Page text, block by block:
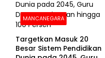
MANCANEGARA
Targetkan Masuk 20
Besar Sistem Pendidikan